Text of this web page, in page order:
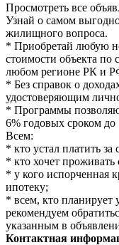
Просмотреть все
Узнай о самом
жилищного вопроса.
* Приобретай любую
стоимости объекта по
любом регионе РК и
* Без справок о
удостоверяющим
* Программы
6% годовых сроком до
Всем:
* кто устал платить за
* кто хочет проживать
* у кого испорченная
ипотеку;
* всем, кто
рекомендуем
указанным в
Контактная